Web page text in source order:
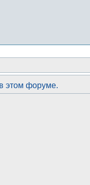
этом форуме.